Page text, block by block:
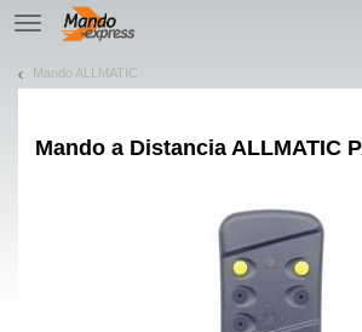
TE
navigation
Mando ALLMATIC
Mando a Distancia ALLMATIC
¡Permítenos presentarte nuestras cookies!